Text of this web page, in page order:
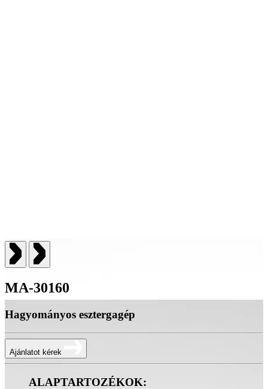
MA-30160
Hagyományos esztergagép
Ajánlatot kérek
ALAPTARTOZÉKOK: